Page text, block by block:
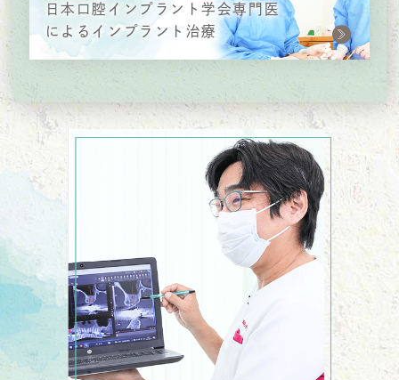
日本口腔インプラント学会専門医
によるインプラント治療